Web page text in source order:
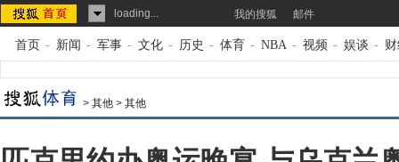
loading... 我的搜狐 邮件
首页 - 新闻 - 军事 - 文化 - 历史 - 体育 - NBA - 视频 - 娱谈 -
> 其他 > 其他